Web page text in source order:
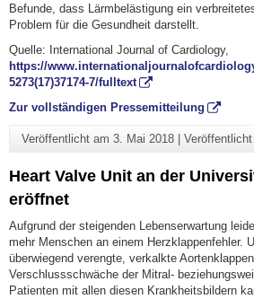
Befunde, dass Lärmbelästigung ein
Problem für die Gesundheit darstellt.
Quelle: International Journal of Cardiology,
https://
5273(17)37174-7/fulltext
Zur vollständigen Pressemitteilung
Veröffentlicht am 3. Mai 2018|
Heart Valve Unit an der
eröffnet
Aufgrund der steigenden Lebenserwartung
mehr Menschen an einem Herzklappenfehler.
überwiegend verengte, verkalkte
Verschlussschwäche der Mitral-
Patienten mit allen diesen Krankheitsbildern